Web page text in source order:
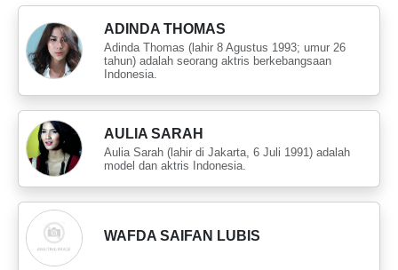
ADINDA THOMAS
Adinda Thomas (lahir 8 Agustus 1993; umur 26
tahun) adalah seorang aktris berkebangsaan
Indonesia.
AULIA SARAH
Aulia Sarah (lahir di Jakarta, 6 Juli 1991) adalah
model dan aktris Indonesia.
WAFDA SAIFAN LUBIS